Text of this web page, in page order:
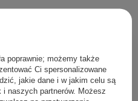
DODAJ DO KOSZYKA
poprawnie; możemy także
Ci spersonalizowane
jakie dane i w jakim celu są
naszych partnerów. Możesz